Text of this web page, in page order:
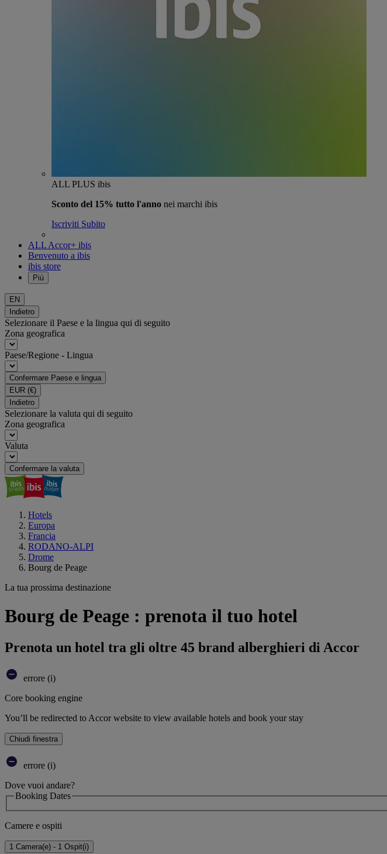
ALL PLUS ibis
Sconto del 15% tutto l'anno nei marchi ibis
Iscriviti Subito
ALL Accor+ ibis
Benvenuto a ibis
ibis store
Più
EN
Indietro
Selezionare il Paese e la lingua qui di seguito
Zona geografica
Paese/Regione - Lingua
Confermare Paese e lingua
EUR (€)
Indietro
Selezionare la valuta qui di seguito
Zona geografica
Valuta
Confermare la valuta
Hotels
Europa
Francia
RODANO-ALPI
Drome
Bourg de Peage
La tua prossima destinazione
Bourg de Peage : prenota il tuo hotel
Prenota un hotel tra gli oltre 45 brand alberghieri di Accor
errore (i)
Core booking engine
You’ll be redirected to Accor website to view available hotels and book your stay
Chiudi finestra
errore (i)
Dove vuoi andare?
Booking Dates
Camere e ospiti
1 Camera(e) - 1 Ospit(i)